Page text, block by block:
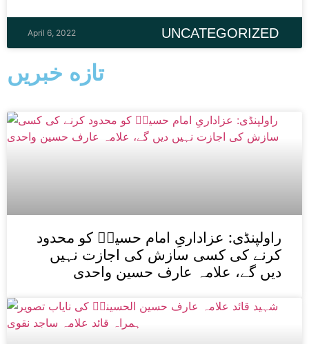
UNCATEGORIZED
April 6, 2022
تازه خبریں
راولپنڈی: عزاداریِ امام حسینؑ کو محدود
کرنے کی کسی سازش کی اجازت نہیں
دیں گے، علامہ عارف حسین واحدی